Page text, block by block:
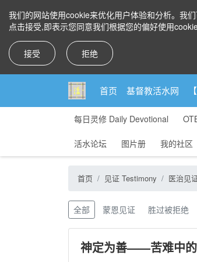
我们的网站使用cookie来优化用户体验和分析。我
点击接受,即表示您同意我们根据您的偏好使用
接受 拒绝
首页 基督教活水网
每日灵修 Daily Devotional
活水论坛 图片册 我的社区
首页 见证 Testimony 医治见
全部 蒙恩见证 胜过被拒绝
神定为善——苦难中